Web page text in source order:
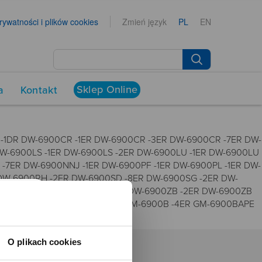
O plikach cookies
i plików cookies Zmień język PL EN
Kontakt Sklep Online
DW-6900CR -1ER DW-6900CR -3ER DW-6900CR -7ER DW-
6900LS -1ER DW-6900LS -2ER DW-6900LU -1ER DW-6900LU
DW-6900NNJ -1ER DW-6900PF -1ER DW-6900PL -1ER DW-
6900RH -2ER DW-6900SD -8ER DW-6900SG -2ER DW-
-7ER DW-6900Y -9ER DW-6900ZB -2ER DW-6900ZB
6940RX -7ER GM-6900 -1ER GM-6900B -4ER GM-6900BAPE